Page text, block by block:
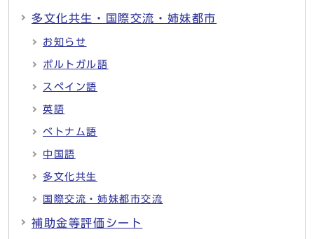
多文化共生・国際交流・姉妹都市
お知らせ
ポルトガル語
スペイン語
英語
ベトナム語
中国語
多文化共生
国際交流・姉妹都市交流
補助金等評価シート